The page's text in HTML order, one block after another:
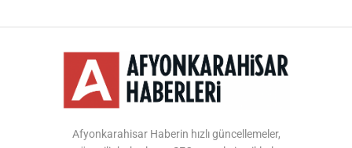
Afyonkarahisar Haberin hızlı güncellemeler,